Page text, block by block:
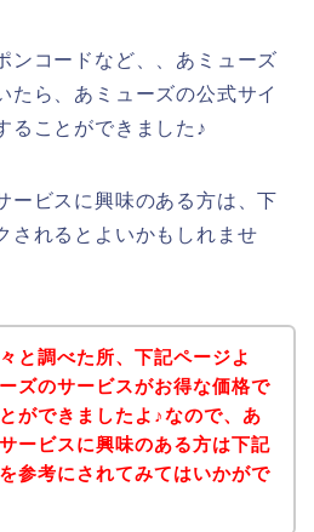
ンコードなど、、あミューズ
たら、あミューズの公式サイ
ることができました♪
ービスに興味のある方は、下
されるとよいかもしれませ
と調べた所、下記ページよ
ズのサービスがお得な価格で
ができましたよ♪なので、あ
ービスに興味のある方は下記
参考にされてみてはいかがで